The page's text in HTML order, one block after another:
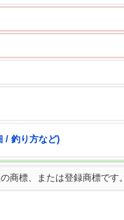
/ 釣り方など)
商標、または登録商標です。